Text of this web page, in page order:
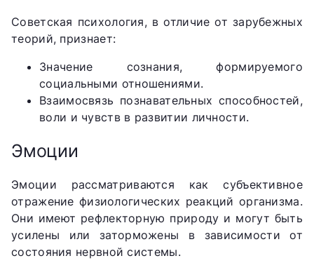
Советская психология, в отличие от зарубежных
теорий, признает:
Значение сознания, формируемого
социальными отношениями.
Взаимосвязь познавательных способностей,
воли и чувств в развитии личности.
Эмоции
Эмоции рассматриваются как субъективное
отражение физиологических реакций организма.
Они имеют рефлекторную природу и могут быть
усилены или заторможены в зависимости от
состояния нервной системы.